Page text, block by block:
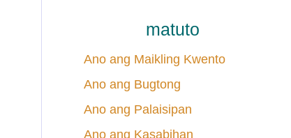
matuto
Ano ang Maikling Kwento
Ano ang Bugtong
Ano ang Palaisipan
Ano ang Kasabihan